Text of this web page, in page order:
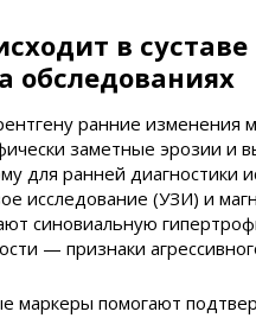
в
обследованиях
ранние изменения
заметные эрозии
для ранней диагностики
исследование (УЗИ) и
синовиальную
— признаки
маркеры помогают